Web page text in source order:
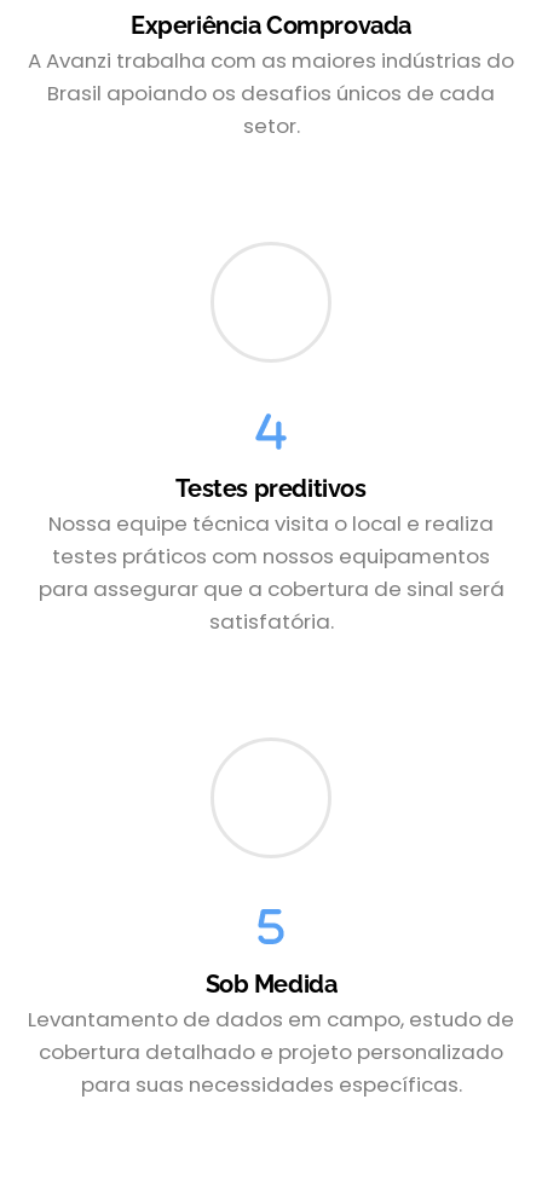
Experiência Comprovada
A Avanzi trabalha com as maiores indústrias do
Brasil apoiando os desafios únicos de cada
setor.
Testes preditivos
Nossa equipe técnica visita o local e realiza
testes práticos com nossos equipamentos
para assegurar que a cobertura de sinal será
satisfatória.
Sob Medida
Levantamento de dados em campo, estudo de
cobertura detalhado e projeto personalizado
para suas necessidades específicas.